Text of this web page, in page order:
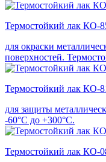
Термостойкий лак КО-
для окраски
поверхностей.
Термостойкий лак КО-
для защиты
-60°С до +300°С.
Термостойкий лак КО-